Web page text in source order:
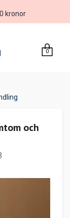
kronor
0
och